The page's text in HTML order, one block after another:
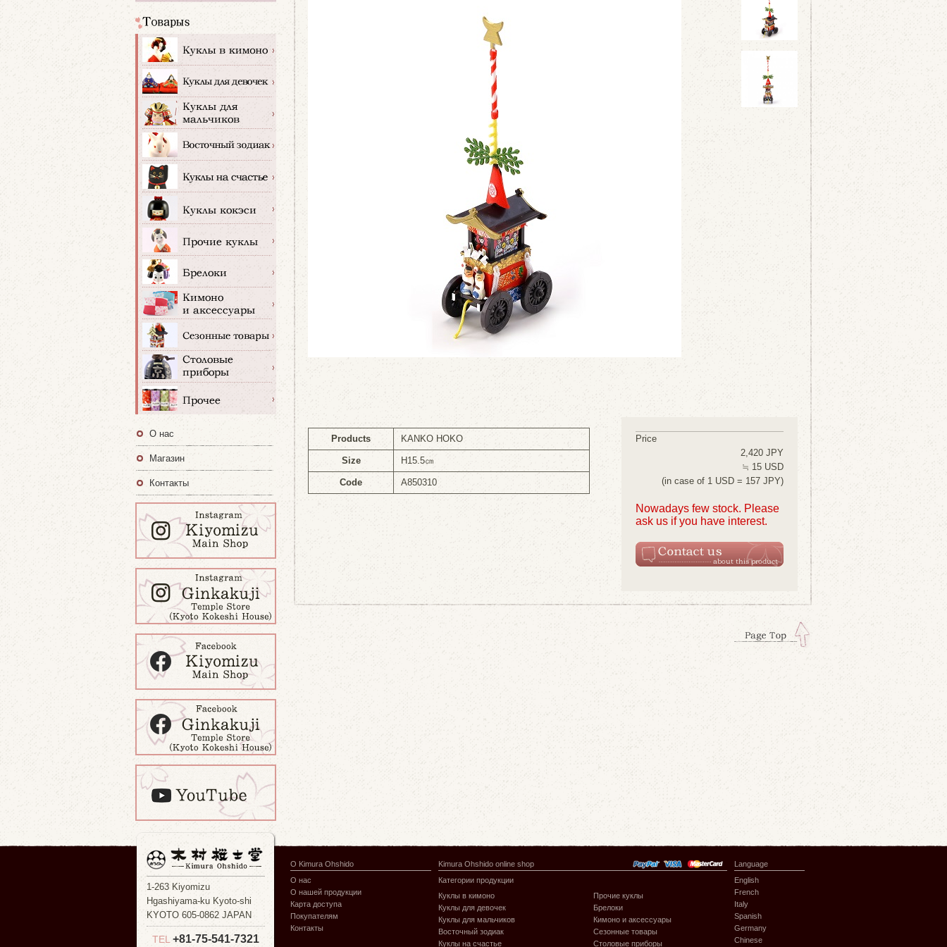
Products KANKO HOKO
Size H15.5㎝
Code A850310
Price
2,420 JPY
≒ 15 USD
(in case of 1 USD = 157 JPY)
Nowadays few stock. Please
ask us if you have interest.
О нас
Магазин
Контакты
1-263 Kiyomizu
Hgashiyama-ku Kyoto-shi
KYOTO 605-0862 JAPAN
TEL +81-75-541-7321
О Kimura Ohshido
О нас
О нашей продукции
Карта доступа
Покупателям
Контакты
Kimura Ohshido online shop
Категории продукции
Куклы в кимоно
Куклы для девочек
Куклы для мальчиков
Восточный зодиак
Куклы на счастье
Прочие куклы
Брелоки
Кимоно и аксессуары
Сезонные товары
Столовые приборы
Language
English
French
Italy
Spanish
Germany
Chinese